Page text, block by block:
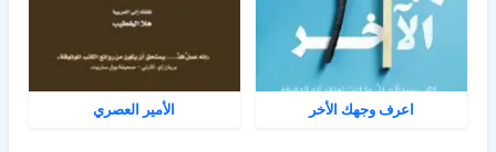
اعرف وجهك الأخر الأمير العصري